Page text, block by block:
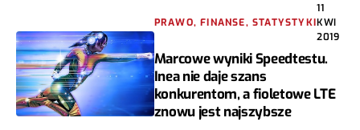
PRAWO, FINANSE, STATYSTYKI
11
KWI
2019
Marcowe wyniki Speedtestu.
Inea nie daje szans
konkurentom, a fioletowe LTE
znowu jest najszybsze